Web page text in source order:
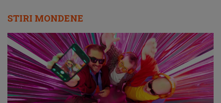
STIRI MONDENE